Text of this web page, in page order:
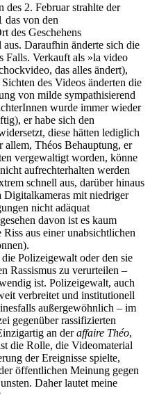
des 2. Februar strahlte der
das von den
des Geschehens
Daraufhin änderte sich die
Falls. Verkauft als »la video
das alles ändert),
des Videos änderten die
von milde sympathisierend
wurde immer wieder
er habe sich den
diese hätten lediglich
allem, Théos Behauptung, er
vergewaltigt worden, könne
aufrechterhalten werden
schnell aus, darüber hinaus
Digitalkameras mit niedriger
nicht adäquat
davon ist es kaum
aus einer unabsichtlichen
Polizeigewalt oder den sie
Rassismus zu verurteilen –
ist. Polizeigewalt, auch
verbreitet und institutionell
außergewöhnlich – im
gegenüber rassifizierten
an deraffaire Théo,
die Rolle, die Videomaterial
der Ereignisse spielte,
öffentlichen Meinung gegen
Daher lautet meine